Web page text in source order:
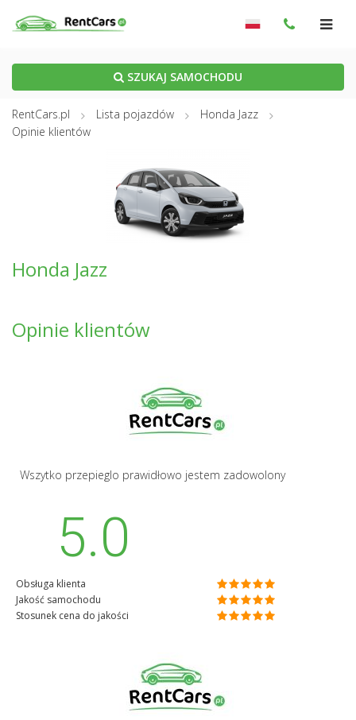
SZUKAJ SAMOCHODU
RentCars.pl Lista pojazdów
Honda Jazz
Opinie klientów
Honda Jazz
Opinie klientów
Wszytko przepieglo prawidłowo jestem zadowolony
5.0
Obsługa klienta
Jakość samochodu
Stosunek cena do jakości